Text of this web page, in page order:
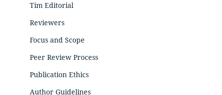
Tim Editorial
Reviewers
Focus and Scope
Peer Review Process
Publication Ethics
Author Guidelines